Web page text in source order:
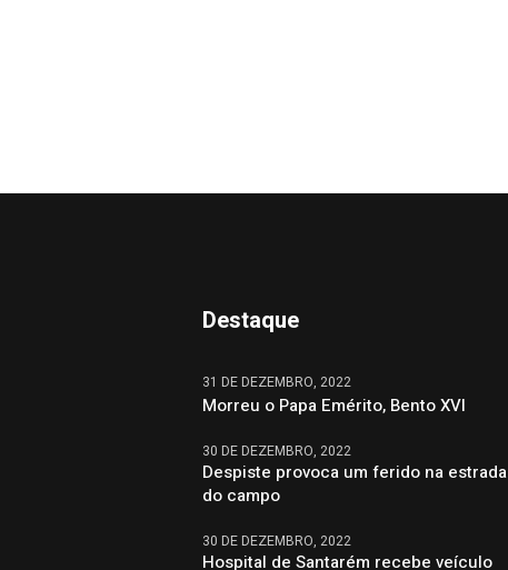
Destaque
31 DE DEZEMBRO, 2022
Morreu o Papa Emérito, Bento XVI
30 DE DEZEMBRO, 2022
Despiste provoca um ferido na estrada
do campo
30 DE DEZEMBRO, 2022
Hospital de Santarém recebe veículo